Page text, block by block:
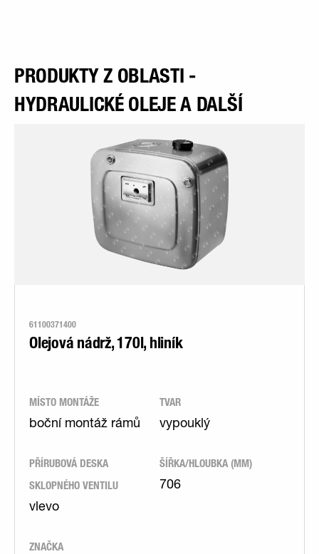
PRODUKTY Z OBLASTI -
HYDRAULICKÉ OLEJE A DALŠÍ
61100371400
Olejová nádrž, 170l, hliník
MÍSTO MONTÁŽE
boční montáž rámů
TVAR
vypouklý
PŘÍRUBOVÁ DESKA
SKLOPNÉHO VENTILU
vlevo
ŠÍŘKA/HLOUBKA (MM)
706
ZNAČKA